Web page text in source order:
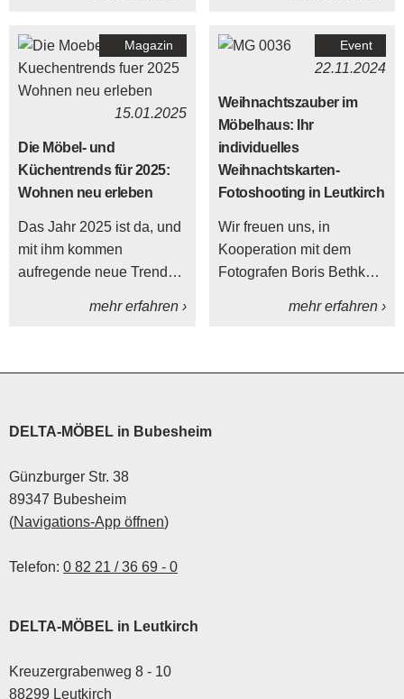
Zukunft des Wohnens.
Welche Möbel- und
Küchentrends prägten
2025, und was erwartet
Magazin
15.01.2025
Die Möbel- und
Küchentrends für 2025:
Wohnen neu erleben
Das Jahr 2025 ist da, und
mit ihm kommen
aufregende neue Trends
mehr erfahren ›
Event
22.11.2024
Weihnachtszauber im
Möbelhaus: Ihr
individuelles
Weihnachtskarten-
Fotoshooting in Leutkirch
Wir freuen uns, in
Kooperation mit dem
Fotografen Boris Bethke
mehr erfahren ›
DELTA-MÖBEL in Bubesheim
Günzburger Str. 38
89347 Bubesheim
(Navigations-App öffnen)
Telefon: 0 82 21 / 36 69 - 0
DELTA-MÖBEL in Leutkirch
Kreuzergrabenweg 8 - 10
88299 Leutkirch